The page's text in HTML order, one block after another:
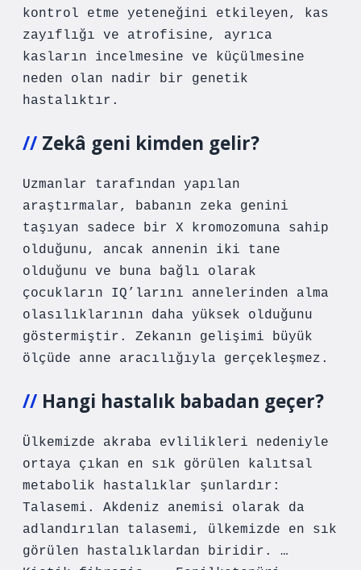
kontrol etme yeteneğini etkileyen, kas
zayıflığı ve atrofisine, ayrıca
kasların incelmesine ve küçülmesine
neden olan nadir bir genetik
hastalıktır.
Zekâ geni kimden gelir?
Uzmanlar tarafından yapılan
araştırmalar, babanın zeka genini
taşıyan sadece bir X kromozomuna sahip
olduğunu, ancak annenin iki tane
olduğunu ve buna bağlı olarak
çocukların IQ’larını annelerinden alma
olasılıklarının daha yüksek olduğunu
göstermiştir. Zekanın gelişimi büyük
ölçüde anne aracılığıyla gerçekleşmez.
Hangi hastalık babadan geçer?
Ülkemizde akraba evlilikleri nedeniyle
ortaya çıkan en sık görülen kalıtsal
metabolik hastalıklar şunlardır:
Talasemi. Akdeniz anemisi olarak da
adlandırılan talasemi, ülkemizde en sık
görülen hastalıklardan biridir. …